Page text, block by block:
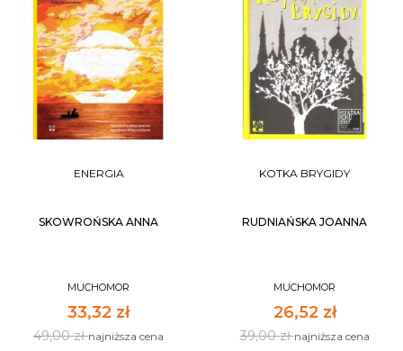
ENERGIA
SKOWROŃSKA ANNA
MUCHOMOR
33,32 zł
49,00 złnajniższa cena
KOTKA BRYGIDY
RUDNIAŃSKA JOANNA
MUCHOMOR
26,52 zł
39,00 złnajniższa cena